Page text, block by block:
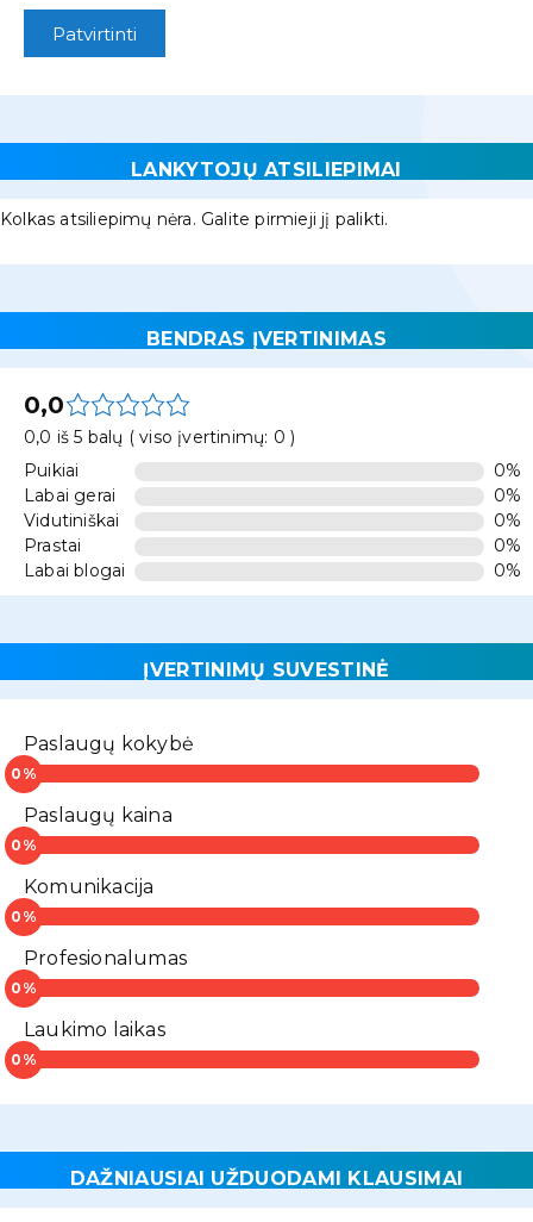
Patvirtinti
LANKYTOJŲ ATSILIEPIMAI
Kolkas atsiliepimų nėra. Galite pirmieji jį palikti.
BENDRAS ĮVERTINIMAS
0,0
0,0 iš 5 balų ( viso įvertinimų: 0 )
Puikiai
0%
Labai gerai
0%
Vidutiniškai
0%
Prastai
0%
Labai blogai
0%
ĮVERTINIMŲ SUVESTINĖ
Paslaugų kokybė
Paslaugų kaina
Komunikacija
Profesionalumas
Laukimo laikas
DAŽNIAUSIAI UŽDUODAMI KLAUSIMAI